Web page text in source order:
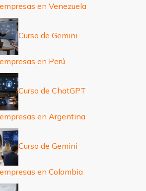
en Venezuela
Curso de Gemini
en Perú
Curso de ChatGPT
en Argentina
Curso de Gemini
en Colombia